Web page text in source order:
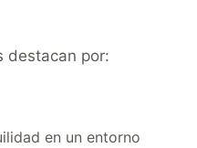
destacan por:
en un entorno